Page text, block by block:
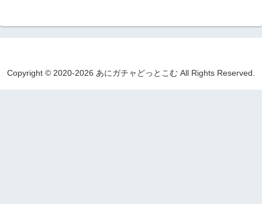
Copyright © 2020-2026 あにガチャどっとこむ All Rights Reserved.